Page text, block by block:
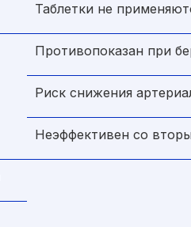
Таблетки не
Противопоказан при
Риск снижения
Неэффективен со